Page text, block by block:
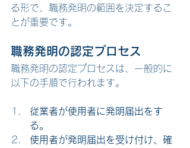
る形で、職務発明の範囲を決定するこ
とが重要です。
職務発明の認定プロセス
職務発明の認定プロセスは、一般的に
以下の手順で行われます。
従業者が使用者に発明届出をす
る。
使用者が発明届出を受け付け、確